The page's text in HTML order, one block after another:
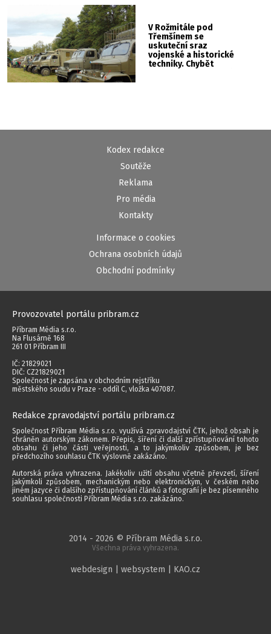
V Rožmitále pod
Třemšínem se
uskuteční sraz
vojenské a historické
techniky. Chybět
Kodex redakce
Soutěže
Reklama
Pro média
Kontakty
Informace o cookies
Ochrana osobních údajů
Obchodní podmínky
Provozovatel portálu pribram.cz
Příbram Média s.r.o.
Na Flusárně 168
261 01 Příbram III
IČ: 21829021
DIČ: CZ21829021
Společnost je zapsána v obchodním rejstříku
městského soudu v Praze - oddíl C, vložka 407087.
Redakce zpravodajství portálu pribram.cz
Společnost Příbram Média s.r.o. využívá zpravodajství ČTK, jehož obsah je
chráněn autorským zákonem. Přepis, šíření či další zpřístupňování tohoto
obsahu či jeho části veřejnosti, a to jakýmkoliv způsobem, je bez
předchozího souhlasu ČTK výslovně zakázáno.
Autorská práva vyhrazena. Jakékoliv užití obsahu včetně převzetí, šíření
jakýmkoli způsobem, mechanickým nebo elektronickým, v českém nebo
jiném jazyce či dalšího zpřístupňování článků a fotografií je bez písemného
souhlasu společnosti Příbram Média s.r.o. zakázáno.
2014 - 2026 © Příbram Média s.r.o.
Všechna práva vyhrazena.
webdesign | websystem | KAO.cz